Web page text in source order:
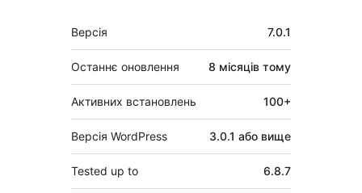
Мета
Версія 7.0.1
Останнє оновлення 8 місяців тому
Активних встановлень 100+
Версія WordPress 3.0.1 або вище
Tested up to 6.8.7